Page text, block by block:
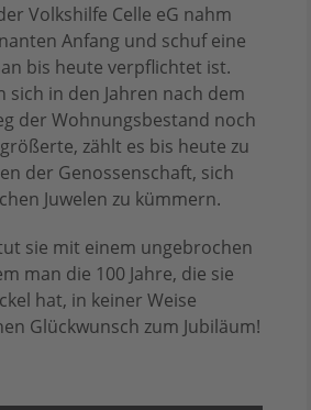
Volkshilfe Celle eG nahm
Anfang und schuf eine
bis heute verpflichtet ist.
sich in den Jahren nach dem
der Wohnungsbestand noch
zählt es bis heute zu
der Genossenschaft, sich
Juwelen zu kümmern.
sie mit einem ungebrochen
man die 100 Jahre, die sie
hat, in keiner Weise
Glückwunsch zum Jubiläum!